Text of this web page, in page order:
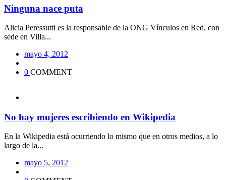
Ninguna nace puta
Alicia Peressutti es la responsable de la ONG Vínculos en Red, con
sede en Villa...
mayo 4, 2012
|
0 COMMENT
No hay mujeres escribiendo en Wikipedia
En la Wikipedia está ocurriendo lo mismo que en otros medios, a lo
largo de la...
mayo 5, 2012
|